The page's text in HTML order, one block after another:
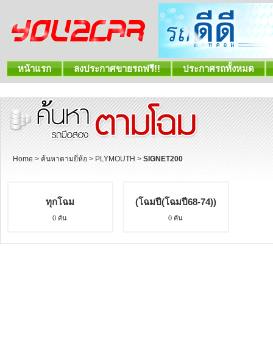
หน้าแรก ลงประกาศขายรถฟรี!! ประกาศรถทั้งหมด
Home > ค้นหาตามยี่ห้อ > PLYMOUTH > SIGNET200
ทุกโฉม
0 คัน
(โฉมปี(โฉมปี68-74))
0 คัน